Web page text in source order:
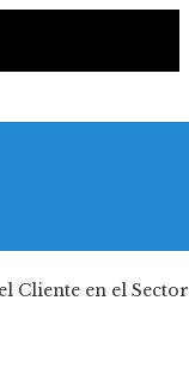
Cliente en el Sector